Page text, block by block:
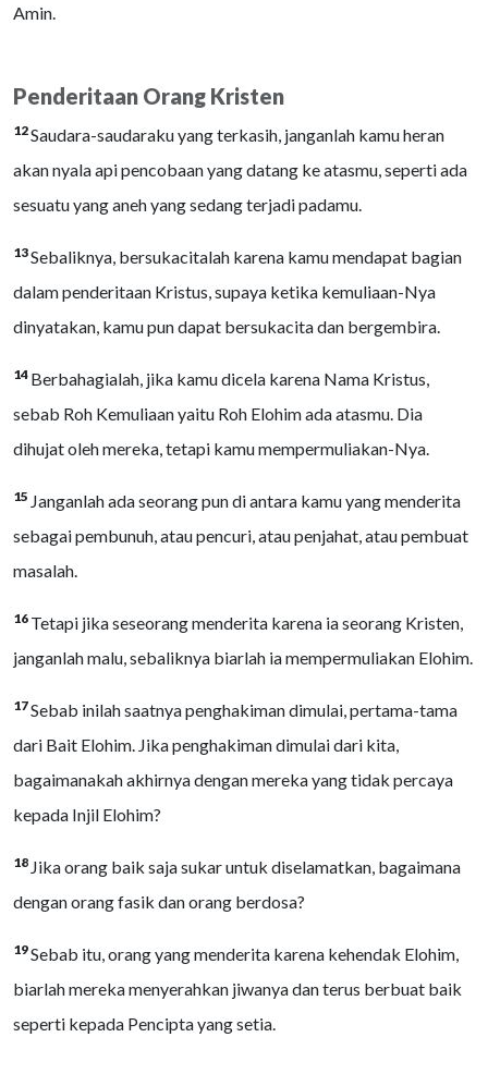
Amin.
Penderitaan Orang Kristen
12Saudara-saudaraku yang terkasih, janganlah kamu heran
akan nyala api pencobaan yang datang ke atasmu, seperti ada
sesuatu yang aneh yang sedang terjadi padamu.
13Sebaliknya, bersukacitalah karena kamu mendapat bagian
dalam penderitaan Kristus, supaya ketika kemuliaan-Nya
dinyatakan, kamu pun dapat bersukacita dan bergembira.
14 Berbahagialah, jika kamu dicela karena Nama Kristus,
sebab Roh Kemuliaan yaitu Roh Elohim ada atasmu. Dia
dihujat oleh mereka, tetapi kamu mempermuliakan-Nya.
15 Janganlah ada seorang pun di antara kamu yang menderita
sebagai pembunuh, atau pencuri, atau penjahat, atau pembuat
masalah.
16 Tetapi jika seseorang menderita karena ia seorang Kristen,
janganlah malu, sebaliknya biarlah ia mempermuliakan Elohim.
17Sebab inilah saatnya penghakiman dimulai, pertama-tama
dari Bait Elohim. Jika penghakiman dimulai dari kita,
bagaimanakah akhirnya dengan mereka yang tidak percaya
kepada Injil Elohim?
18 Jika orang baik saja sukar untuk diselamatkan, bagaimana
dengan orang fasik dan orang berdosa?
19Sebab itu, orang yang menderita karena kehendak Elohim,
biarlah mereka menyerahkan jiwanya dan terus berbuat baik
seperti kepada Pencipta yang setia.